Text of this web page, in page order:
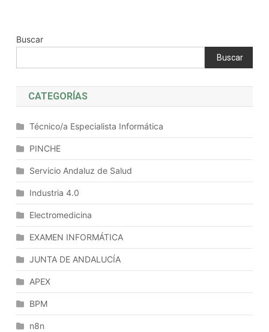
Lógica
Elementos
De
Concepto
De
Y
Funcionamiento:
Físicos,
Lógicos.
Buscar
Buscar
CATEGORÍAS
Técnico/a Especialista Informática
PINCHE
Servicio Andaluz de Salud
Industria 4.0
Electromedicina
EXAMEN INFORMÁTICA
JUNTA DE ANDALUCÍA
APEX
BPM
n8n